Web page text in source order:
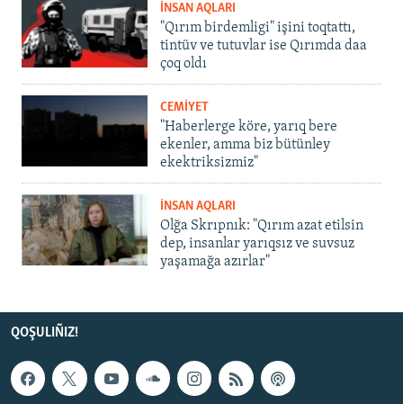
İNSAN AQLARI
"Qırım birdemligi" işini toqtattı,
tintüv ve tutuvlar ise Qırımda daa
çoq oldı
CEMİYET
"Haberlerge köre, yarıq bere
ekenler, amma biz bütünley
ekektriksizmiz"
İNSAN AQLARI
Olğa Skrıpnık: "Qırım azat etilsin
dep, insanlar yarıqsız ve suvsuz
yaşamağa azırlar"
QOŞULIÑIZ!